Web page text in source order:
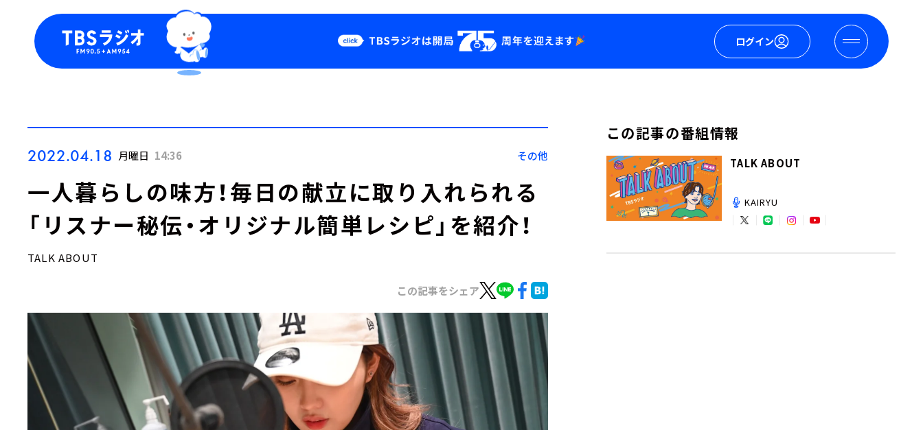
ログイン
Podcast
YouTube
2022.04.18 月曜日 14:36 その他
一人暮らしの味方！毎日の献立に取り入れられる
「リスナー秘伝・オリジナル簡単レシピ」を紹介！
TALK ABOUT
この記事をシェア
この記事の番組情報
TALK ABOUT
KAIRYU